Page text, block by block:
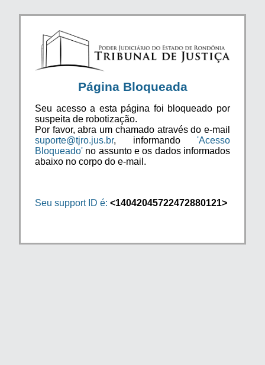
Página Bloqueada
Seu acesso a esta página foi bloqueado por
suspeita de robotização.
Por favor, abra um chamado através do e-mail
suporte@tjro.jus.br, informando 'Acesso
Bloqueado' no assunto e os dados informados
abaixo no corpo do e-mail.
Seu support ID é: <14042045722472880121>